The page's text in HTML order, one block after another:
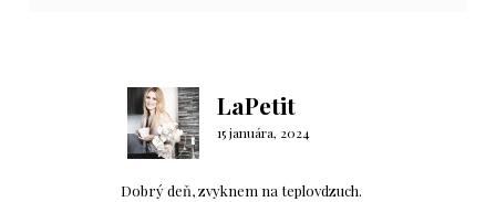
LaPetit
15 januára, 2024
Dobrý deň, zvyknem na teplovdzuch.